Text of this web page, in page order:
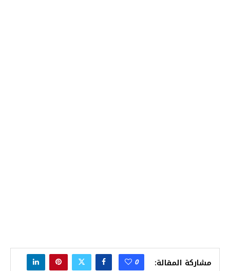
مشاركة المقالة: 0